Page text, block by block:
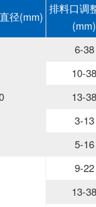
径(mm)
排料口调
(mm)
6-38
10-38
13-38
3-13
5-16
9-22
13-38